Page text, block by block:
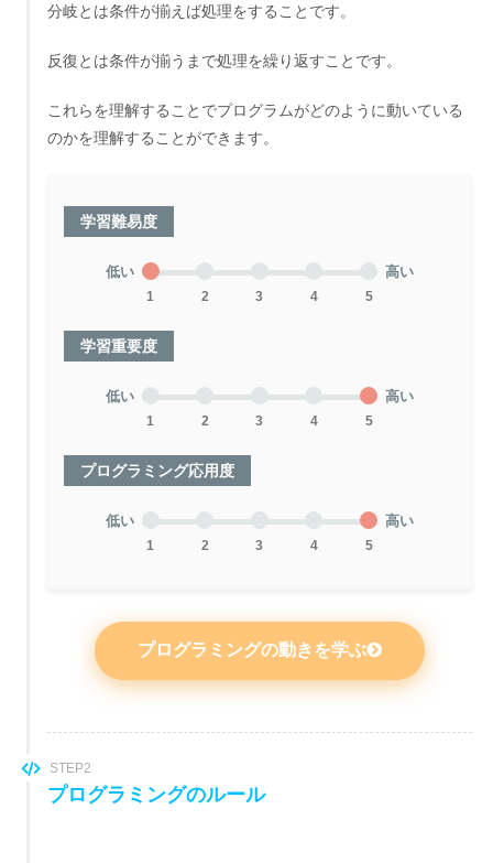
分岐とは条件が揃えば処理をすることです。
反復とは条件が揃うまで処理を繰り返すことです。
これらを理解することでプログラムがどのように動いている
のかを理解することができます。
学習難易度
低い
1 2 3 4 5
高い
学習重要度
低い
1 2 3 4 5
高い
プログラミング応用度
低い
1 2 3 4 5
高い
プログラミングの動きを学ぶ
STEP2
プログラミングのルール